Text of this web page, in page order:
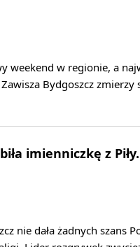
weekend w regionie, a
Bydgoszcz zmierzy
imienniczkę z
nie dała żadnych szans